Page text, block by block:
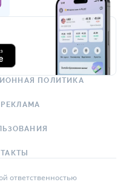
ПОЛИТИКА
РЕКЛАМА
ответственностью